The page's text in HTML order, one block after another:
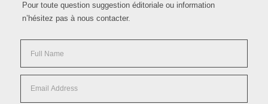
Pour toute question suggestion éditoriale ou information
n’hésitez pas à nous contacter.